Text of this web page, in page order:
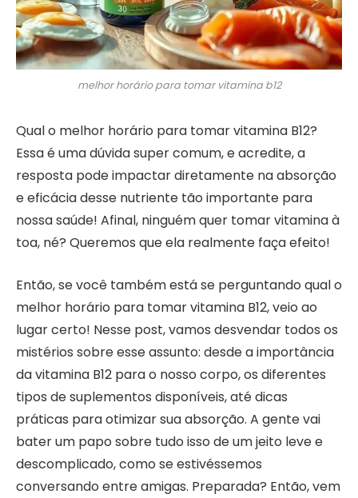
melhor horário para tomar vitamina b12
Qual o melhor horário para tomar vitamina B12?
Essa é uma dúvida super comum, e acredite, a
resposta pode impactar diretamente na absorção
e eficácia desse nutriente tão importante para
nossa saúde! Afinal, ninguém quer tomar vitamina à
toa, né? Queremos que ela realmente faça efeito!
Então, se você também está se perguntando qual o
melhor horário para tomar vitamina B12, veio ao
lugar certo! Nesse post, vamos desvendar todos os
mistérios sobre esse assunto: desde a importância
da vitamina B12 para o nosso corpo, os diferentes
tipos de suplementos disponíveis, até dicas
práticas para otimizar sua absorção. A gente vai
bater um papo sobre tudo isso de um jeito leve e
descomplicado, como se estivéssemos
conversando entre amigas. Preparada? Então, vem